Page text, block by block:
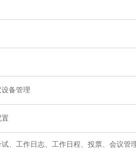
备管理
、工作日志、工作日程、投票、会议